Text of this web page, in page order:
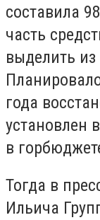
составила
часть
выделить
года
установлен
в
Тогда в
Ильича